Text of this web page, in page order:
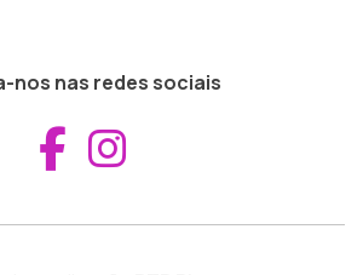
nos nas redes sociais
Aceder ao